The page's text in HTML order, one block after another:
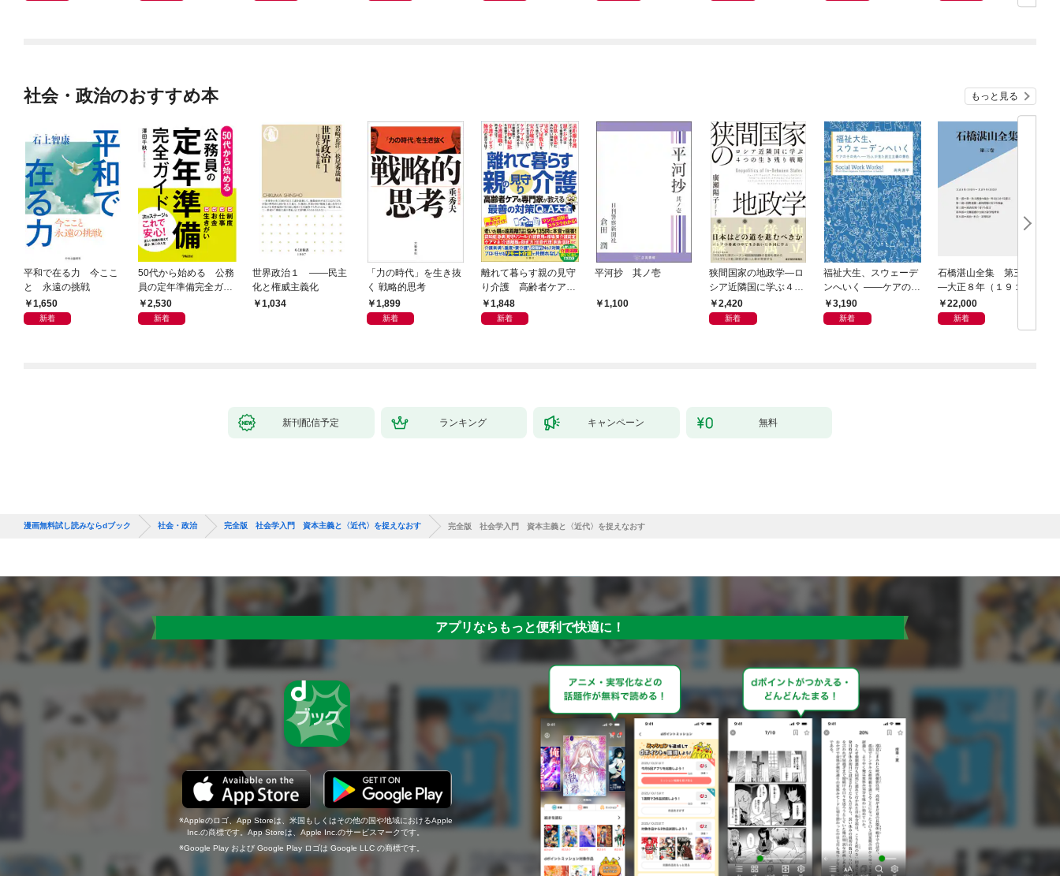
社会・政治のおすすめ本 もっと見る
平和で在る力 今ここ
と 永遠の挑戦
1,650
新着
50代から始める 公務
員の定年準備完全ガイ
ド2,530
新着
世界政治１ ――民主
化と権威主義化
1,034
「力の時代」を生き抜
く 戦略的思考
1,899
新着
離れて暮らす親の見守
り介護 高齢者ケアの
専門家が教える最善の
対策Q＆A大全
1,848
新着
平河抄 其ノ壱
1,100
狭間国家の地政学―ロ
シア近隣国に学ぶ４つ
の生き残り戦略
2,420
新着
福祉大生、スウェーデ
ンへいく ――ケアのそ
の先へ――15人が見た
民主主義の景色――
3,190
新着
石橋湛山全集 第三巻
―大正８年（１９１
９）－大正９年（１９
２０）
22,000
新着
新刊配信予定 ランキング キャンペーン 無料
漫画無料試し読みならdブック 社会・政治 完全版 社会学入門 資本主義と〈近代〉を捉えなおす 完全版 社会学入門 資本主義と〈近代〉を捉えなおす
アプリならもっと便利で快適に！
Appleのロゴ、App Storeは、米国もしくはその他の国や地域におけるApple
Inc.の商標です。App Storeは、Apple Inc.のサービスマークです。
Google Play および Google Play ロゴは Google LLC の商標です。